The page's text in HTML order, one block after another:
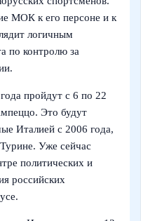
МОК к его персоне и к
логичным
по контролю за
пройдут с 6 по 22
Это будут
Италией с 2006 года,
Уже сейчас
политических и
российских